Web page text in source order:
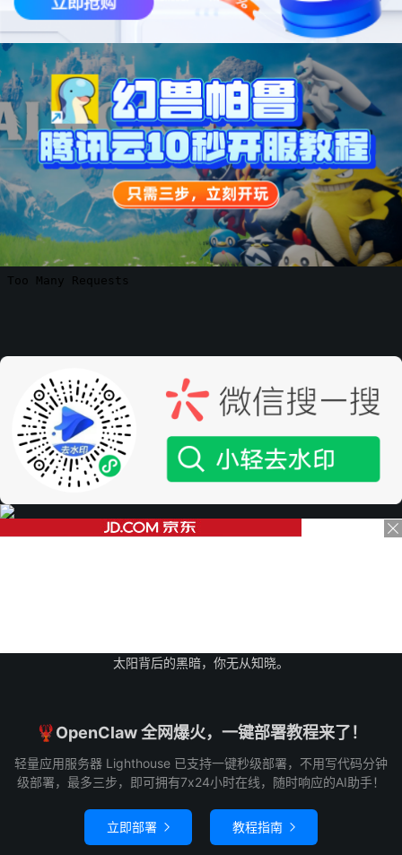
太阳背后的黑暗，你无从知晓。
🦞OpenClaw 全网爆火，一键部署教程来了！
轻量应用服务器 Lighthouse 已支持一键秒级部署，不用写代码分钟
级部署，最多三步，即可拥有7x24小时在线，随时响应的AI助手！
立即部署  教程指南 